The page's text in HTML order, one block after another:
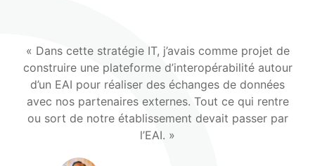
« Dans cette stratégie IT, j’avais comme projet de
construire une plateforme d’interopérabilité autour
d’un EAI pour réaliser des échanges de données
avec nos partenaires externes. Tout ce qui rentre
ou sort de notre établissement devait passer par
l’EAI. »